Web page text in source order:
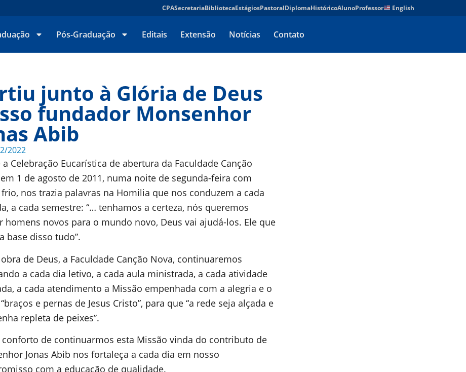
CPASecretariaBibliotecaEstágiosPastoralDiplomaHistóricoAlunoProfessor English
Pós-Graduação Editais Extensão Notícias Contato
junto à Glória de Deus
fundador Monsenhor
Abib
2022
a Celebração Eucarística de abertura da Faculdade Canção
1 de agosto de 2011, numa noite de segunda-feira com
nos trazia palavras na Homilia que nos conduzem a cada
a cada semestre: “… tenhamos a certeza, nós queremos
homens novos para o mundo novo, Deus vai ajudá-los. Ele que
base disso tudo”.
de Deus, a Faculdade Canção Nova, continuaremos
a cada dia letivo, a cada aula ministrada, a cada atividade
a cada atendimento a Missão empenhada com a alegria e o
e pernas de Jesus Cristo”, para que “a rede seja alçada e
repleta de peixes”.
conforto de continuarmos esta Missão vinda do contributo de
Jonas Abib nos fortaleça a cada dia em nosso
com a educação de qualidade.